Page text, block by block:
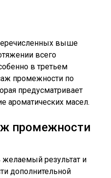
выше
всего
в третьем
промежности по
предусматривает
ароматических масел.
промежности
желаемый результат и
дополнительной